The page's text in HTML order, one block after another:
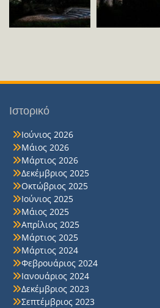
Ιστορικό
Ιούνιος 2026
Μάιος 2026
Μάρτιος 2026
Δεκέμβριος 2025
Οκτώβριος 2025
Ιούνιος 2025
Μάιος 2025
Απρίλιος 2025
Μάρτιος 2025
Μάρτιος 2024
Φεβρουάριος 2024
Ιανουάριος 2024
Δεκέμβριος 2023
Σεπτέμβριος 2023